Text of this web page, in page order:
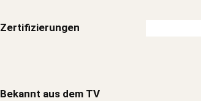
Zertifizierungen
Bekannt aus dem TV